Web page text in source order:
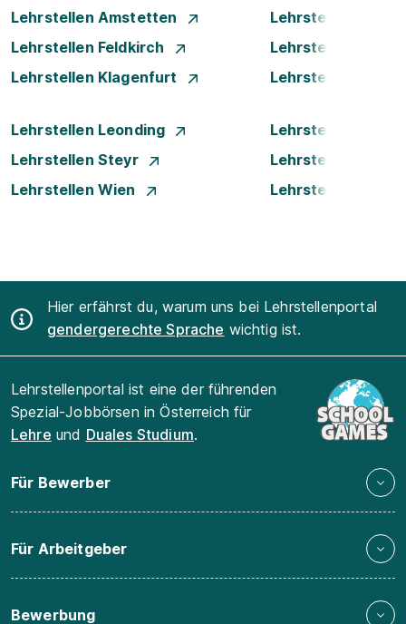
Lehrstellen Amstetten
Lehrstellen
Lehrstellen Feldkirch
Lehrstellen Graz
Lehrstellen Klagenfurt
Lehrstellen
Lehrstellen Leonding
Lehrstellen Linz
Lehrstellen Steyr
Lehrstellen Traun
Lehrstellen Wien
Lehrstellen
Hier erfährst du, warum uns bei Lehrstellenportal
gendergerechte Sprache wichtig ist.
Lehrstellenportal ist eine der führenden
Spezial-Jobbörsen in Österreich für
Lehre und Duales Studium.
Für Bewerber
Für Arbeitgeber
Bewerbung